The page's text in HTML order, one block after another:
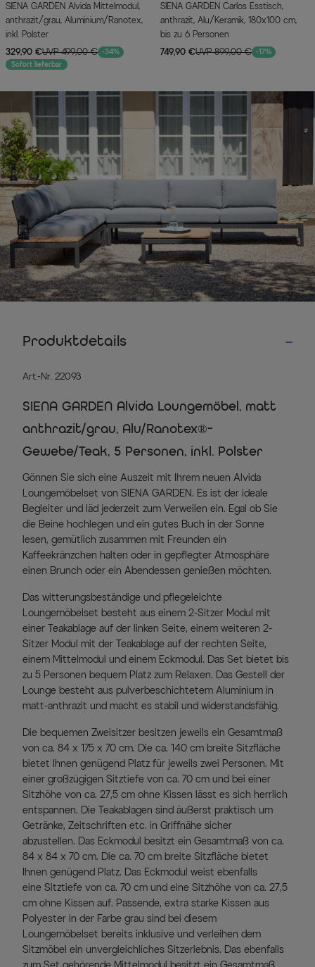
SIENA GARDEN Alvida Mittelmodul,
anthrazit/grau, Aluminium/Ranotex,
inkl. Polster
329,90 €UVP 499,00 € -34%
Sofort lieferbar
SIENA GARDEN Carlos Esstisch,
anthrazit, Alu/Keramik, 180x100 cm,
bis zu 6 Personen
749,90 €UVP 899,00 € -17%
Produktdetails
Art.-Nr. 22093
SIENA GARDEN Alvida Loungemöbel, matt
anthrazit/grau, Alu/Ranotex®-
Gewebe/Teak, 5 Personen, inkl. Polster
Gönnen Sie sich eine Auszeit mit Ihrem neuen Alvida
Loungemöbelset von SIENA GARDEN. Es ist der ideale
Begleiter und läd jederzeit zum Verweilen ein. Egal ob Sie
die Beine hochlegen und ein gutes Buch in der Sonne
lesen, gemütlich zusammen mit Freunden ein
Kaffeekränzchen halten oder in gepflegter Atmosphäre
einen Brunch oder ein Abendessen genießen möchten.
Das witterungsbeständige und pflegeleichte
Loungemöbelset besteht aus einem 2-Sitzer Modul mit
einer Teakablage auf der linken Seite, einem weiteren 2-
Sitzer Modul mit der Teakablage auf der rechten Seite,
einem Mittelmodul und einem Eckmodul. Das Set bietet bis
zu 5 Personen bequem Platz zum Relaxen. Das Gestell der
Lounge besteht aus pulverbeschichtetem Aluminium in
matt-anthrazit und macht es stabil und widerstandsfähig.
Die bequemen Zweisitzer besitzen jeweils ein Gesamtmaß
von ca. 84 x 175 x 70 cm. Die ca. 140 cm breite Sitzfläche
bietet Ihnen genügend Platz für jeweils zwei Personen. Mit
einer großzügigen Sitztiefe von ca. 70 cm und bei einer
Sitzhöhe von ca. 27,5 cm ohne Kissen lässt es sich herrlich
entspannen. Die Teakablagen sind äußerst praktisch um
Getränke, Zeitschriften etc. in Griffnähe sicher
abzustellen. Das Eckmodul besitzt ein Gesamtmaß von ca.
84 x 84 x 70 cm. Die ca. 70 cm breite Sitzfläche bietet
Ihnen genügend Platz. Das Eckmodul weist ebenfalls
eine Sitztiefe von ca. 70 cm und eine Sitzhöhe von ca. 27,5
cm ohne Kissen auf. Passende, extra starke Kissen aus
Polyester in der Farbe grau sind bei diesem
Loungemöbelset bereits inklusive und verleihen dem
Sitzmöbel ein unvergleichliches Sitzerlebnis. Das ebenfalls